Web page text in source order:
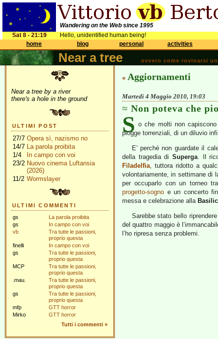
Wandering on the Web since 1995
Sat 8 - 21:19
Hello, unidentified human being!
home
blog personal activities
Near a tree ovvero come rovinarsi
Near a tree by a river
there's a hole in the ground
ULTIMI POST
27/7 Opera sì, nazismo no
14/7 La parola proibita
1/4
In campo con voi
23/2 Nuovo cinema Luftansia
(2026)
11/2 Wormslayer
ULTIMI COMMENTI
gs
La parola proibita
gs
In campo con voi
vb
Tra tutte le passioni,
proprio questa
finelli
In campo con voi
gs
Tra tutte le passioni,
proprio questa
MCP
Tra tutte le passioni,
proprio questa
.mau.
Tra tutte le passioni,
proprio questa
gs
Tra tutte le passioni,
proprio questa
mfp
GTT horror
Mirko
GTT horror
Tutti i commenti »
« Aggiornamenti
Martedì 4 Maggio 2010, 19:03
Non poteva che
S o che molti non
piogge torrenziali, di un diluvio
E’ perché non guardate il
della tragedia di Superga. Il
Filadelfia, tuttora ridotto a
volontariamente, in settimane di
per occuparlo con un torneo
progetto-sogno e un concerto
messa e celebrazione alla
Sarebbe stato bello
del quattro maggio è
l’ho ripresa senza problemi.